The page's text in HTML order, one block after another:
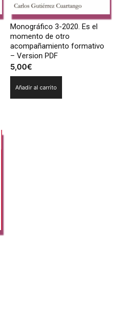
Monográfico 3-2020. Es el
momento de otro
acompañamiento formativo
– Version PDF
5,00€
Añadir al carrito